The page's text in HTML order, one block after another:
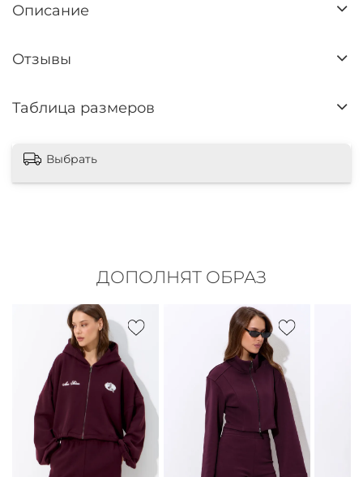
Описание
Отзывы
Таблица размеров
Выбрать
ДОПОЛНЯТ ОБРАЗ